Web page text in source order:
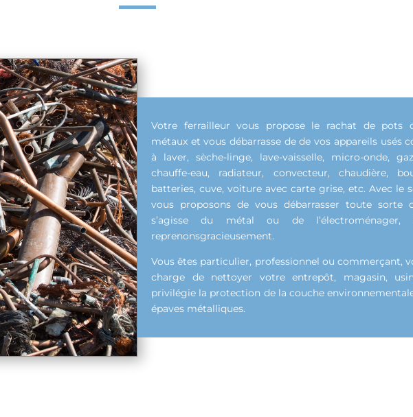
Votre ferrailleur vous propose le rachat de pots
métaux et vous débarrasse de de vos appareils usés
à laver, sèche-linge, lave-vaisselle, micro-onde,
chauffe-eau, radiateur, convecteur, chaudière,
batteries, cuve, voiture avec carte grise, etc. Avec le
vous proposons de vous débarrasser toute sorte
s’agisse du métal ou de
reprenonsgracieusement.
Vous êtes particulier, professionnel ou commerçant,
charge de nettoyer votre entrepôt, magasin,
privilégie la protection de la couche
épaves métalliques.